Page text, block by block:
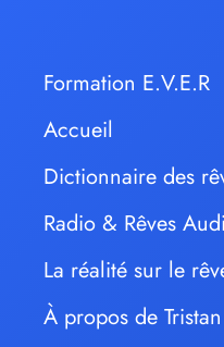
Formation E.V.E.R
Accueil
Dictionnaire des
Radio & Rêves
La réalité sur le
À propos de Tristan